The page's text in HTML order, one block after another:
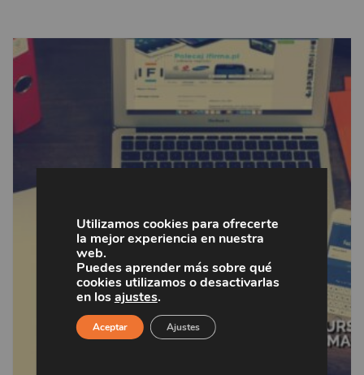
Utilizamos cookies para ofrecerte
la mejor experiencia en nuestra
web.
Puedes aprender más sobre qué
cookies utilizamos o desactivarlas
en losajustes.
Aceptar Ajustes